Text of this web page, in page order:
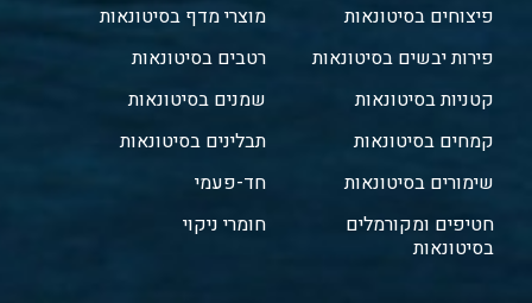
פיצוחים בסיטונאות
פירות יבשים בסיטונאות
קטניות בסיטונאות
קמחים בסיטונאות
שימורים בסיטונאות
חטיפים ומקורמלים
בסיטונאות
מוצרי מדף בסיטונאות
רטבים בסיטונאות
שמנים בסיטונאות
תבלינים בסיטונאות
חד-פעמי
חומרי ניקוי